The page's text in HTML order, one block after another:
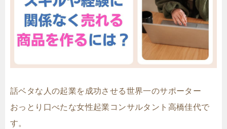
話ベタな人の起業を成功させる世界一のサポーター
おっとり口べたな女性起業コンサルタント高橋佳代で
す。